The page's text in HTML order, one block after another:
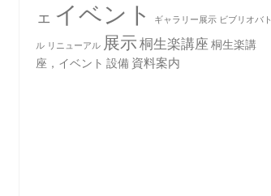
ェ イベント ギャラリー展示 ビブリオバト
ル リニューアル 展示 桐生楽講座 桐生楽講
座，イベント 設備 資料案内